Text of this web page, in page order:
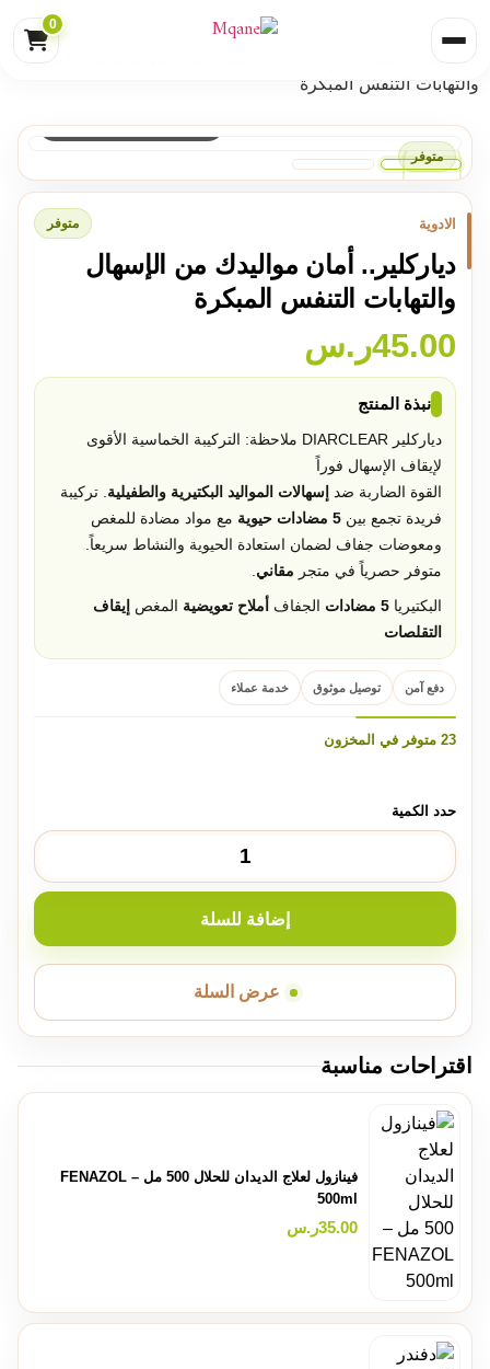
0
/ دياركلير.. أمان مواليدك من الإسهال
والتهابات التنفس المبكرة
متوفر
اضغط لفتح الصورة بالحجم الكامل
الادوية متوفر
دياركلير.. أمان مواليدك من الإسهال
والتهابات التنفس المبكرة
45.00ر.س
نبذة المنتج
دياركلير DIARCLEAR ملاحظة: التركيبة الخماسية الأقوى
لإيقاف الإسهال فوراً
القوة الضاربة ضد
إسهالات المواليد البكتيرية والطفيلية . تركيبة
فريدة تجمع بين 5 مضادات حيوية
مع مواد مضادة للمغص
ومعوضات جفاف لضمان استعادة الحيوية والنشاط سريعاً.
متوفر حصرياً في متجر مقاني
البكتيريا 5 مضادات الجفاف أملاح تعويضية المغص إيقاف
التقلصات
دفع آمن توصيل موثوق خدمة عملاء
23 متوفر في المخزون
إضافة للسلة
عرض السلة
اقتراحات مناسبة
فينازول لعلاج الديدان للحلال 500 مل – FENAZOL
500ml
35.00ر.س